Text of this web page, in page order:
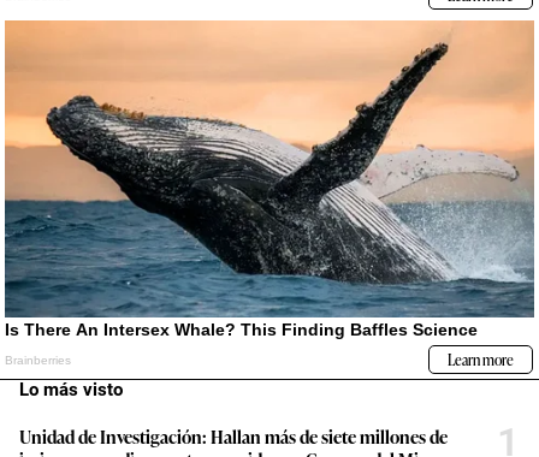
Lo más visto
Unidad de Investigación: Hallan más de siete millones de
1